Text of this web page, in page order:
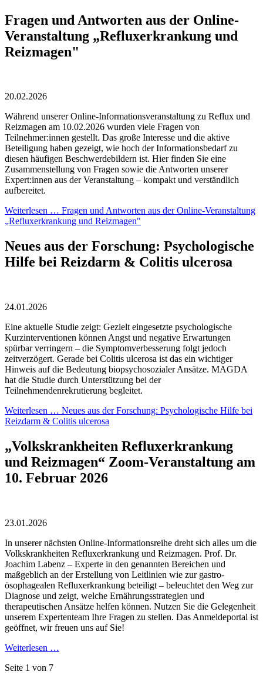
Fragen und Antworten aus der Online-
Veranstaltung „Refluxerkrankung und
Reizmagen"
20.02.2026
Während unserer Online-Informations­veranstaltung zu Reflux und
Reizmagen am 10.02.2026 wurden viele Fragen von
Teilnehmer:innen gestellt. Das große Interesse und die aktive
Beteiligung haben gezeigt, wie hoch der Informationsbedarf zu
diesen häufigen Beschwerdebildern ist. Hier finden Sie eine
Zusammenstellung von Fragen sowie die Antworten unserer
Expert:innen aus der Veranstaltung – kompakt und verständlich
aufbereitet.
Weiterlesen … Fragen und Antworten aus der Online-Veranstaltung
„Refluxerkrankung und Reizmagen"
Neues aus der Forschung: Psychologische
Hilfe bei Reizdarm & Colitis ulcerosa
24.01.2026
Eine aktuelle Studie zeigt: Gezielt eingesetzte psychologische
Kurzinterventionen können Angst und negative Erwartungen
spürbar verringern – die Symptomverbesserung folgt jedoch
zeitverzögert. Gerade bei Colitis ulcerosa ist das ein wichtiger
Hinweis auf die Bedeutung biopsychosozialer Ansätze. MAGDA
hat die Studie durch Unterstützung bei der
Teilnehmendenrekrutierung begleitet.
Weiterlesen … Neues aus der Forschung: Psychologische Hilfe bei
Reizdarm & Colitis ulcerosa
„Volkskrankheiten Refluxerkrankung
und Reiz­magen“ Zoom-Veranstaltung am
10. Februar 2026
23.01.2026
In unserer nächsten Online-Informationsreihe dreht sich alles um die
Volks­krank­heiten Reflux­erkrankung und Reiz­magen. Prof. Dr.
Joachim Labenz – Experte in den genannten Bereichen und
maßgeblich an der Erstellung von Leitlinien wie zur gastro­
ösophagealen Refluxerkrankung beteiligt – beleuchtet den Weg zur
Diagnose und zeigt, welche Ernährungsstrategien und
therapeutischen Ansätze helfen können. Nutzen Sie die Gelegenheit
unserem Expertenteam Ihre Fragen zu stellen. Das Anmeldeportal ist
geöffnet, wir freuen uns auf Sie!
Weiterlesen …
Seite 1 von 7